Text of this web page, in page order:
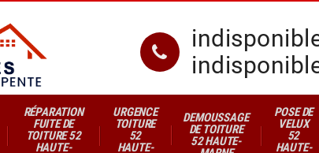
RÉPARATION
FUITE DE
TOITURE 52
HAUTE-
URGENCE
TOITURE
52
HAUTE-
DEMOUSSAGE
DE TOITURE
52 HAUTE-
POSE DE
VELUX
52
HAUTE-